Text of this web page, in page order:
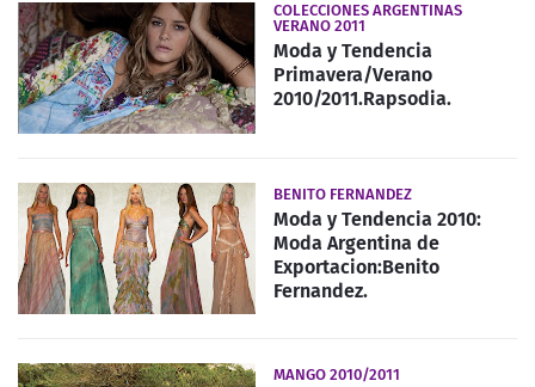
COLECCIONES ARGENTINAS
VERANO 2011
Moda y Tendencia
Primavera/Verano
2010/2011.Rapsodia.
BENITO FERNANDEZ
Moda y Tendencia 2010:
Moda Argentina de
Exportacion:Benito
Fernandez.
MANGO 2010/2011